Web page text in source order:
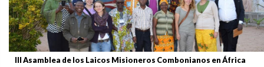
III Asamblea de los Laicos Misioneros Combonianos en África